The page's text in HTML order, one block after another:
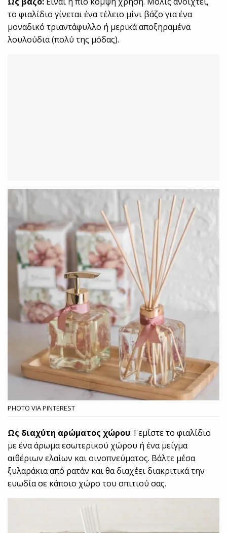
το φιαλίδιο γίνεται ένα τέλειο μίνι βάζο για ένα
μοναδικό τριαντάφυλλο ή μερικά αποξηραμένα
λουλούδια (πολύ της μόδας).
PHOTO VIA PINTEREST
Ως διαχύτη αρώματος χώρου: Γεμίστε το φιαλίδιο
με ένα άρωμα εσωτερικού χώρου ή ένα μείγμα
αιθέριων ελαίων και οινοπνεύματος. Βάλτε μέσα
ξυλαράκια από ρατάν και θα διαχέει διακριτικά την
ευωδία σε κάποιο χώρο του σπιτιού σας.